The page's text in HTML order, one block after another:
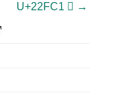
U+22FC1 𢿁 →